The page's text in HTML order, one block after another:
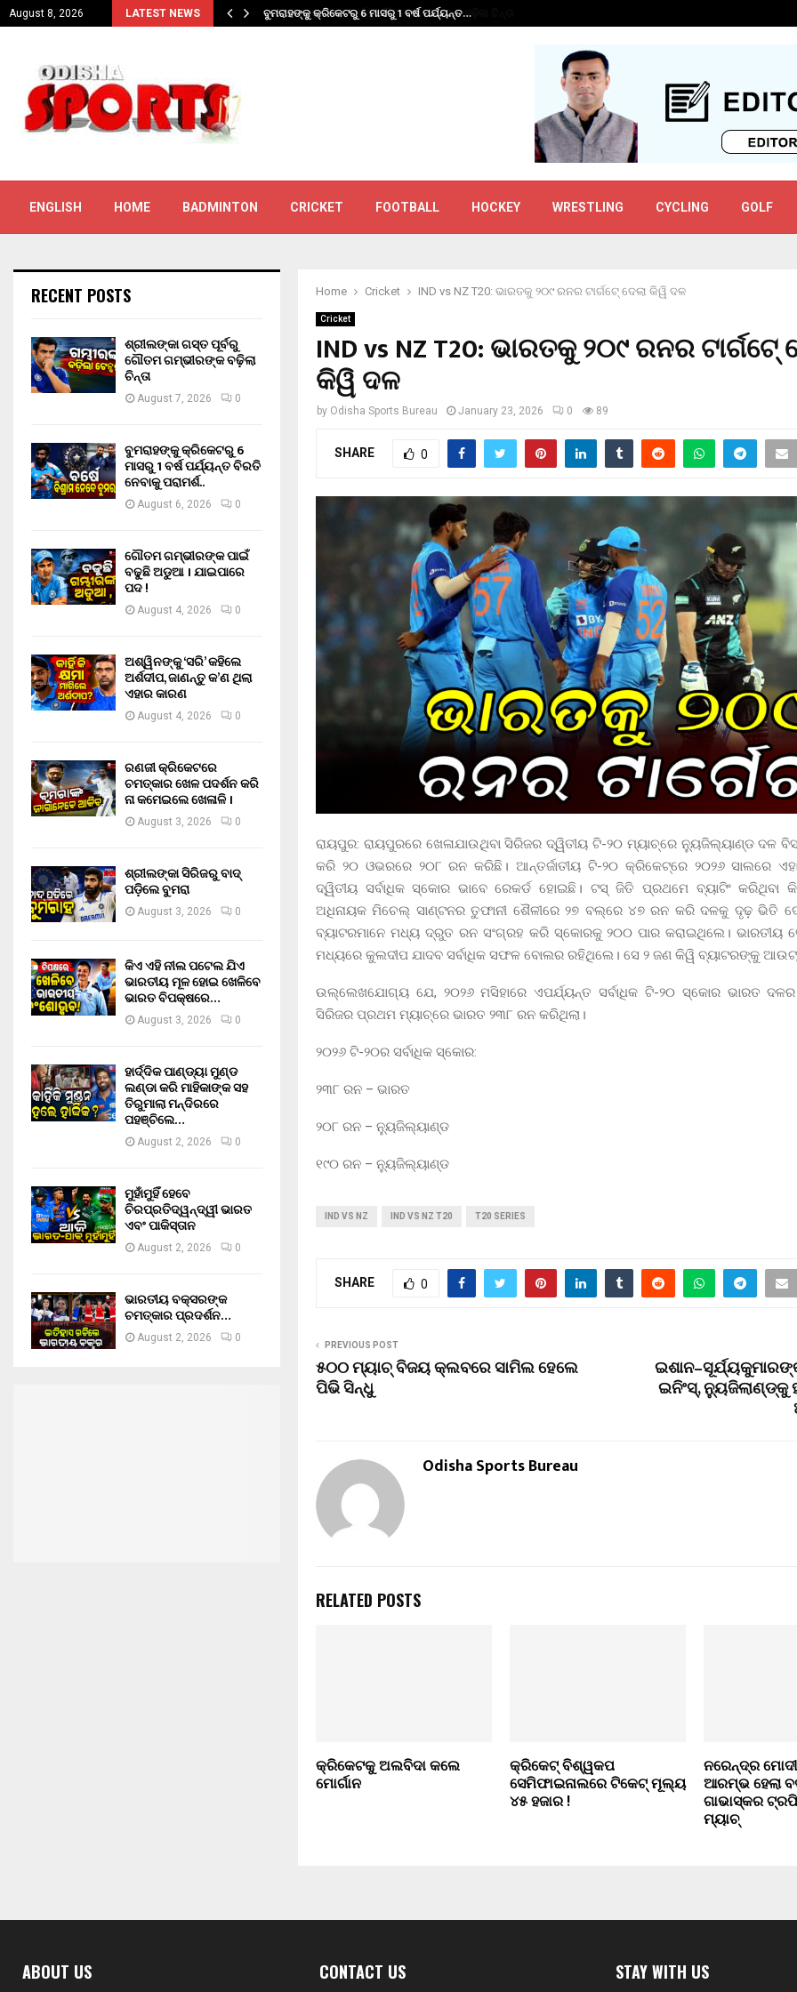
August 8, 2026 LATEST NEWS
ଚିନ୍ତା ବୁମରାହଙ୍କୁ କ୍ରିକେଟରୁ 6 ମାସରୁ 1 ବର୍ଷ ପର୍ଯ୍ୟନ୍ତ…
ENGLISH HOME BADMINTON CRICKET FOOTBALL HOCKEY WRESTLING CYCLING GOLF
Home Cricket IND vs NZ T20: ଭାରତକୁ ୨୦୯ ରନର ଟାର୍ଗଟେ୍ ଦେଲା କିୱି ଦଳ
Cricket
IND vs NZ T20: ଭାରତକୁ ୨୦୯ ରନର ଟାର୍ଗଟେ୍
କିୱି ଦଳ
by Odisha Sports Bureau January 23, 2026 0 89
SHARE 0
ରାୟପୁର: ରାୟପୁରରେ ଖେଳାଯାଉଥିବା ସିରିଜର ଦ୍ୱିତୀୟ ଟି-୨୦ ମ୍ୟାଚ୍‌ରେ ନ୍ୟୁଜିଲ୍ୟାଣ୍ଡ ଦଳ
କରି ୨୦ ଓଭରରେ ୨୦୮ ରନ କରିଛି। ଆନ୍ତର୍ଜାତୀୟ ଟି-୨୦ କ୍ରିକେଟ୍‌ରେ ୨୦୨୬ ସାଲରେ
ଦ୍ୱିତୀୟ ସର୍ବାଧିକ ସ୍କୋର ଭାବେ ରେକର୍ଡ ହୋଇଛି। ଟସ୍ ଜିତି ପ୍ରଥମେ ବ୍ୟାଟିଂ
ଅଧିନାୟକ ମିଚେଲ୍ ସାଣ୍ଟନର ତୁଫାନୀ ଶୈଳୀରେ ୨୭ ବଲ୍‌ରେ ୪୭ ରନ କରି ଦଳକୁ ଦୃଢ଼ ଭିତି
ବ୍ୟାଟରମାନେ ମଧ୍ୟ ଦ୍ରୁତ ରନ ସଂଗ୍ରହ କରି ସ୍କୋରକୁ ୨୦୦ ପାର କରାଇଥିଲେ। ଭାରତୀୟ
ମଧ୍ୟରେ କୁଲଦୀପ ଯାଦବ ସର୍ବାଧିକ ସଫଳ ବୋଲର ରହିଥିଲେ। ସେ ୨ ଜଣ କିୱି ବ୍ୟାଟରଙ୍କୁ
ଉଲ୍ଲେଖଯୋଗ୍ୟ ଯେ, ୨୦୨୬ ମସିହାରେ ଏପର୍ଯ୍ୟନ୍ତ ସର୍ବାଧିକ ଟି-୨୦ ସ୍କୋର ଭାରତ ଦଳର
ସିରିଜର ପ୍ରଥମ ମ୍ୟାଚ୍‌ରେ ଭାରତ ୨୩୮ ରନ କରିଥିଲା।
୨୦୨୬ ଟି-୨୦ର ସର୍ବାଧିକ ସ୍କୋର:
୨୩୮ ରନ – ଭାରତ
୨୦୮ ରନ – ନ୍ୟୁଜିଲ୍ୟାଣ୍ଡ
୧୯୦ ରନ – ନ୍ୟୁଜିଲ୍ୟାଣ୍ଡ
IND VS NZ IND VS NZ T20 T20 SERIES
SHARE 0
PREVIOUS POST
୫୦୦ ମ୍ୟାଚ୍ ବିଜୟ କ୍ଲବରେ ସାମିଲ ହେଲେ
ପିଭି ସିନ୍ଧୁ ଇନିଂସ୍, ନ୍ୟୁଜିଲାଣ୍ଡ୍‌କୁ
Odisha Sports Bureau
RELATED POSTS
କ୍ରିକେଟକୁ ଅଲବିଦା କଲେ
ମୋର୍ଗାନ
କ୍ରିକେଟ୍ ବିଶ୍ୱକପ
ସେମିଫାଇନାଲରେ ଟିକେଟ୍‌ ମୂଲ୍ୟ
୪୫ ହଜାର !
ନରେନ୍ଦ୍ର
ଆରମ୍ଭ ହେଲା
ଗାଭାସ୍କର
ମ୍ୟାଚ୍
RECENT POSTS
ଶ୍ରୀଲଙ୍କା ଗସ୍ତ ପୂର୍ବରୁ
ଗୌତମ ଗମ୍ଭୀରଙ୍କ ବଢ଼ିଲା
ଚିନ୍ତା
August 7, 2026 0
ବୁମରାହଙ୍କୁ କ୍ରିକେଟରୁ 6
ମାସରୁ 1 ବର୍ଷ ପର୍ଯ୍ୟନ୍ତ ବିରତି
ନେବାକୁ ପରାମର୍ଶ..
August 6, 2026 0
ଗୌତମ ଗମ୍ଭୀରଙ୍କ ପାଇଁ
ବଢୁଛି ଅଡୁଆ । ଯାଇପାରେ
ପଦ !
August 4, 2026 0
ଅଶ୍ୱିନଙ୍କୁ ‘ସରି’ କହିଲେ
ଅର୍ଶଦୀପ, ଜାଣନ୍ତୁ କ’ଣ ଥିଲା
ଏହାର କାରଣ
August 4, 2026 0
ରଣଜୀ କ୍ରିକେଟରେ
ଚମତ୍କାର ଖେଳ ପଦର୍ଶନ କରି
ନା କମେଇଲେ ଖେଳାଳି ।
August 3, 2026 0
ଶ୍ରୀଲଙ୍କା ସିରିଜରୁ ବାଦ୍
ପଡ଼ିଲେ ବୁମରା
August 3, 2026 0
କିଏ ଏହି ନୀଲ ପଟେଲ ଯିଏ
ଭାରତୀୟ ମୂଳ ହୋଇ ଖେଳିବେ
ଭାରତ ବିପକ୍ଷରେ…
August 3, 2026 0
ହାର୍ଦ୍ଦିକ ପାଣ୍ଡ୍ୟା ମୁଣ୍ଡ
ଲଣ୍ଡା କରି ମାହିକାଙ୍କ ସହ
ତିରୁମାଲା ମନ୍ଦିରରେ
ପହଞ୍ଚିଲେ…
August 2, 2026 0
ମୁହାଁମୁହିଁ ହେବେ
ଚିରପ୍ରତିଦ୍ୱନ୍ଦ୍ୱୀ ଭାରତ
ଏବଂ ପାକିସ୍ତାନ
August 2, 2026 0
ଭାରତୀୟ ବକ୍ସରଙ୍କ
ଚମତ୍କାର ପ୍ରଦର୍ଶନ…
August 2, 2026 0
ABOUT US CONTACT US STAY WITH US